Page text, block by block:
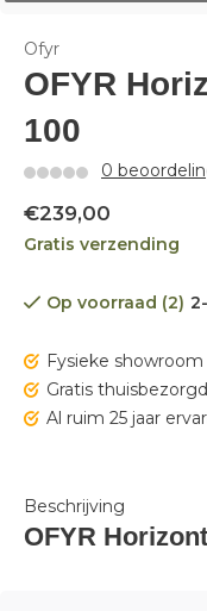
Ofyr
OFYR
100
0
€239,00
Gratis verzending
Op voorraad (2)
Fysieke
Gratis
Al ruim 25 jaar
Beschrijving
OFYR